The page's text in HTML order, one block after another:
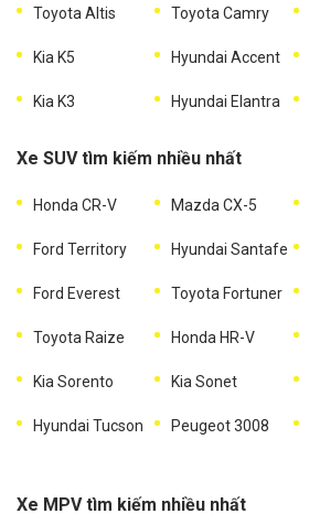
Toyota Altis Toyota Camry
Kia K5 Hyundai Accent
Kia K3 Hyundai Elantra
Xe SUV tìm kiếm nhiều nhất
Honda CR-V Mazda CX-5
Ford Territory Hyundai Santafe
Ford Everest Toyota Fortuner
Toyota Raize Honda HR-V
Kia Sorento Kia Sonet
Hyundai Tucson Peugeot 3008
Xe MPV tìm kiếm nhiều nhất